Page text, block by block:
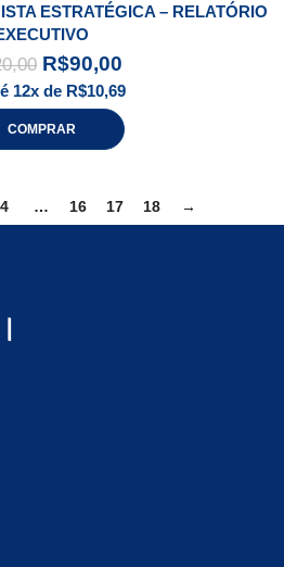
ESTRATÉGICA – RELATÓRIO
R$90,00
12x de R$10,69
COMPRAR
4 … 16 17 18 →